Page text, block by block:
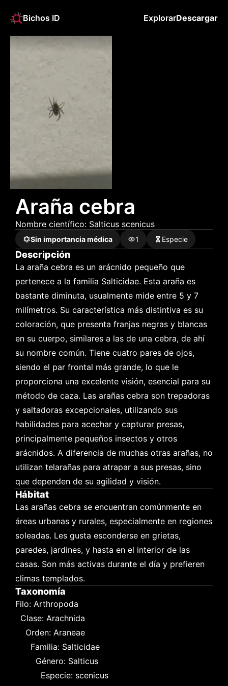
Bichos ID ExplorarDescargar
Araña cebra
Nombre científico: Salticus scenicus
Sin importancia médica 1 Especie
Descripción
La araña cebra es un arácnido pequeño que
pertenece a la familia Salticidae. Esta araña es
bastante diminuta, usualmente mide entre 5 y 7
milímetros. Su característica más distintiva es su
coloración, que presenta franjas negras y blancas
en su cuerpo, similares a las de una cebra, de ahí
su nombre común. Tiene cuatro pares de ojos,
siendo el par frontal más grande, lo que le
proporciona una excelente visión, esencial para su
método de caza. Las arañas cebra son trepadoras
y saltadoras excepcionales, utilizando sus
habilidades para acechar y capturar presas,
principalmente pequeños insectos y otros
arácnidos. A diferencia de muchas otras arañas, no
utilizan telarañas para atrapar a sus presas, sino
que dependen de su agilidad y visión.
Hábitat
Las arañas cebra se encuentran comúnmente en
áreas urbanas y rurales, especialmente en regiones
soleadas. Les gusta esconderse en grietas,
paredes, jardines, y hasta en el interior de las
casas. Son más activas durante el día y prefieren
climas templados.
Taxonomía
Filo: Arthropoda
          Especie: scenicus